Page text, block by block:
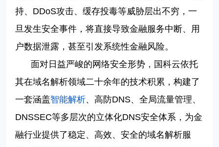
持、 DDoS攻击、缓存投毒等威胁层出不穷，一
旦发生安全事件，将直接导致金融服务中断、用
户数据泄露，甚至引发系统性金融风险。
面对日益严峻的网络安全形势，国科云依托
其在域名解析领域二十余年的技术积累，构建了
一套涵盖智能解析、高防DNS、全局流量管理、
DNSSEC等多层次的立体化DNS安全体系，为金
融行业提供了稳定、高效、安全的域名解析服